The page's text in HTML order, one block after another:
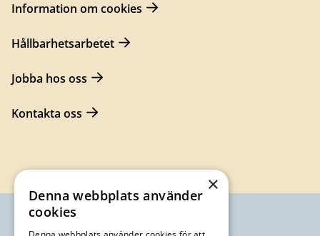
Information om cookies
Hållbarhetsarbetet
Jobba hos oss
Kontakta oss
×
Denna webbplats använder
cookies